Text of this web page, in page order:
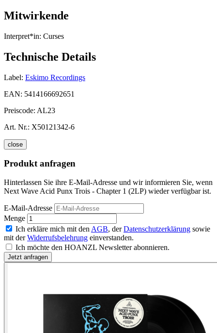
Mitwirkende
Interpret*in: Curses
Technische Details
Label: Eskimo Recordings
EAN: 5414166692651
Preiscode: AL23
Art. Nr.: X50121342-6
close
Produkt anfragen
Hinterlassen Sie ihre E-Mail-Adresse und wir informieren Sie, wenn
Next Wave Acid Punx Trois - Chapter 1 (2LP) wieder verfügbar ist.
E-Mail-Adresse
Menge
Ich erkläre mich mit den AGB, derDatenschutzerklärung sowie
mit derWiderrufsbelehrung einverstanden.
Ich möchte den HOANZL Newsletter abonnieren.